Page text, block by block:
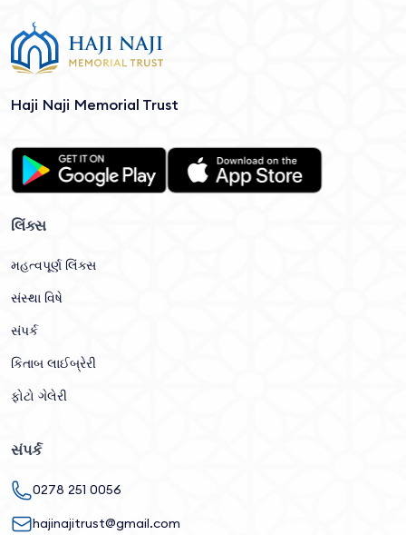
Haji Naji Memorial Trust
લિંક્સ
મહત્વપૂર્ણ લિંક્સ
સંસ્થા વિષે
સંપર્ક
કિતાબ લાઈબ્રેરી
ફોટો ગેલેરી
સંપર્ક
0278 251 0056
hajinajitrust@gmail.com